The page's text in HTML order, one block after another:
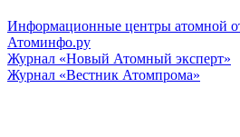
Информационные центры атомной
Атоминфо.ру
Журнал «Новый Атомный эксперт»
Журнал «Вестник Атомпрома»